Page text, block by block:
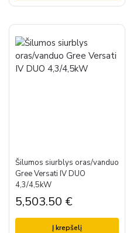
Šilumos siurblys oras/vanduo
Gree Versati IV DUO
4,3/4,5kW
5,503.50 €
Į krepšelį